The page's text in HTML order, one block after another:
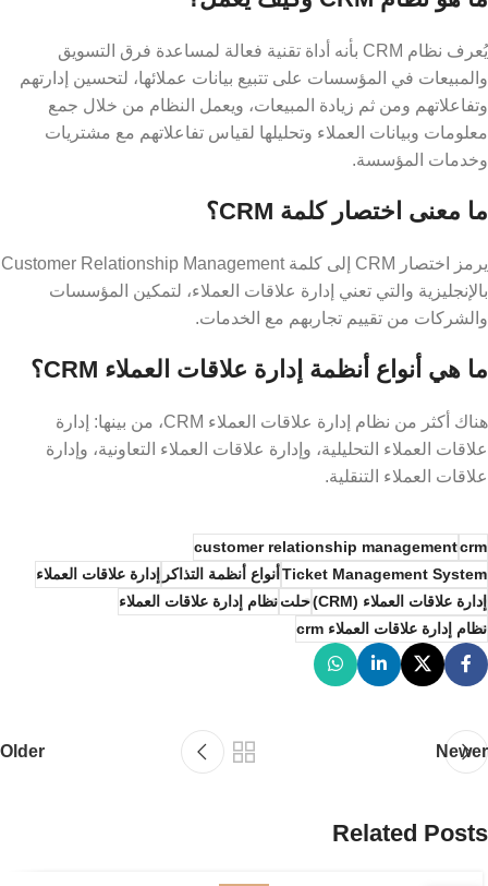
يُعرف نظام CRM بأنه أداة تقنية فعالة لمساعدة فرق التسويق
والمبيعات في المؤسسات على تتبيع بيانات عملائها، لتحسين إدارتهم
وتفاعلاتهم ومن ثم زيادة المبيعات، ويعمل النظام من خلال جمع
معلومات وبيانات العملاء وتحليلها لقياس تفاعلاتهم مع مشتريات
وخدمات المؤسسة.
ما معنى اختصار كلمة CRM؟
يرمز اختصار CRM إلى كلمة Customer Relationship Management
بالإنجليزية والتي تعني إدارة علاقات العملاء، لتمكين المؤسسات
والشركات من تقييم تجاربهم مع الخدمات.
ما هي أنواع أنظمة إدارة علاقات العملاء CRM؟
هناك أكثر من نظام إدارة علاقات العملاء CRM، من بينها: إدارة
علاقات العملاء التحليلية، وإدارة علاقات العملاء التعاونية، وإدارة
علاقات العملاء التنقلية.
crm
customer relationship management
Ticket Management System أنواع أنظمة التذاكر إدارة علاقات العملاء
إدارة علاقات العملاء (CRM)
حلتنظام إدارة علاقات العملاء
نظام إدارة علاقات العملاء crm
Newer
Older
Related Posts